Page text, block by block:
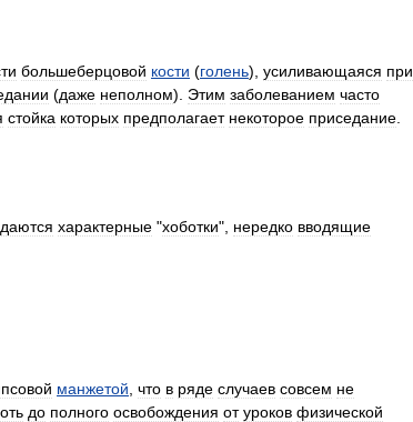
большеберцовой кости (голень), усиливающаяся при
(даже неполном). Этим заболеванием часто
стойка которых предполагает некоторое приседание
характерные "хоботки", нередко вводящие
манжетой что в ряде случаев совсем не
до полного освобождения от уроков физической